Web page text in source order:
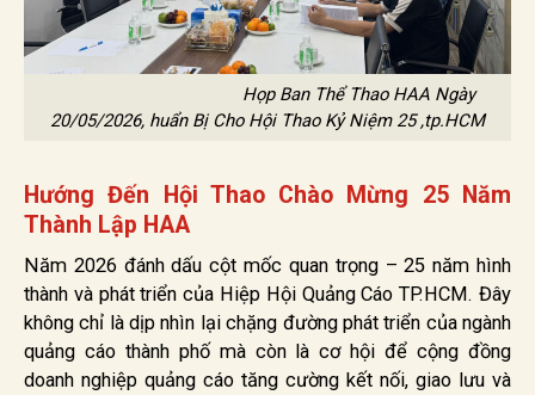
Họp Ban Thể Thao HAA Ngày
20/05/2026, huẩn Bị Cho Hội Thao Kỷ Niệm 25 ,tp.HCM
Hướng Đến Hội Thao Chào Mừng 25 Năm
Thành Lập HAA
Năm 2026 đánh dấu cột mốc quan trọng – 25 năm hình
thành và phát triển của Hiệp Hội Quảng Cáo TP.HCM. Đây
không chỉ là dịp nhìn lại chặng đường phát triển của ngành
quảng cáo thành phố mà còn là cơ hội để cộng đồng
doanh nghiệp quảng cáo tăng cường kết nối, giao lưu và